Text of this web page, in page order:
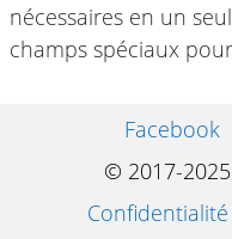
nécessaires en un
champs spéciaux
Facebook
© 2017-
Confidentialité